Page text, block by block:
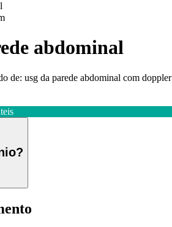
abdominal
de: usg da parede abdominal com doppler